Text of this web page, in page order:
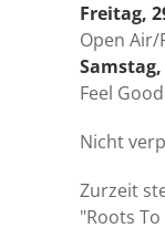
Freitag,
Open Air/
Samstag,
Feel
Nicht
Zurzeit
"Roots